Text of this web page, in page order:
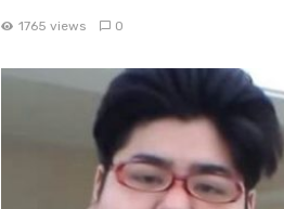
1765 views 0